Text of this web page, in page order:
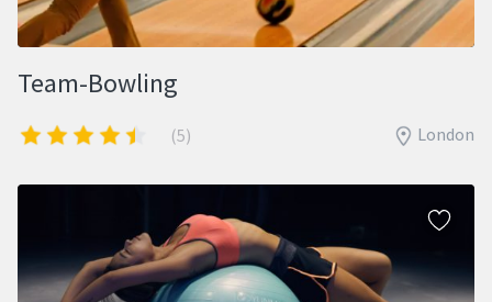
Team-Bowling
(5) London